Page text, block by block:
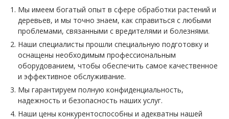
Мы имеем богатый опыт в сфере обработки растений и
деревьев, и мы точно знаем, как справиться с любыми
проблемами, связанными с вредителями и болезнями.
Наши специалисты прошли специальную подготовку и
оснащены необходимым профессиональным
оборудованием, чтобы обеспечить самое качественное
и эффективное обслуживание.
Мы гарантируем полную конфиденциальность,
надежность и безопасность наших услуг.
Наши цены конкурентоспособны и адекватны нашей